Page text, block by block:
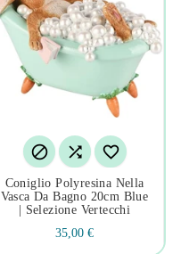
  
Coniglio Polyresina Nella
Vasca Da Bagno 20cm Blue
| Selezione Vertecchi
35,00 €